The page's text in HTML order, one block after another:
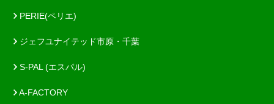
PERIE(ペリエ)
ジェフユナイテッド市原・千葉
S-PAL (エスパル)
A-FACTORY